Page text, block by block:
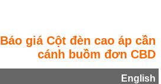
Báo giá Cột đèn cao áp cần
cánh buồm đơn CBD
English